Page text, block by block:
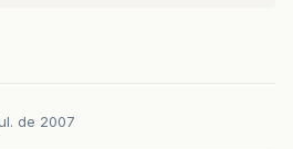
de 2007